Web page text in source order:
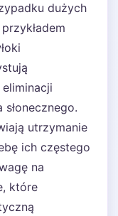
dużych
słonecznego.
utrzymanie
ich częstego
na
które